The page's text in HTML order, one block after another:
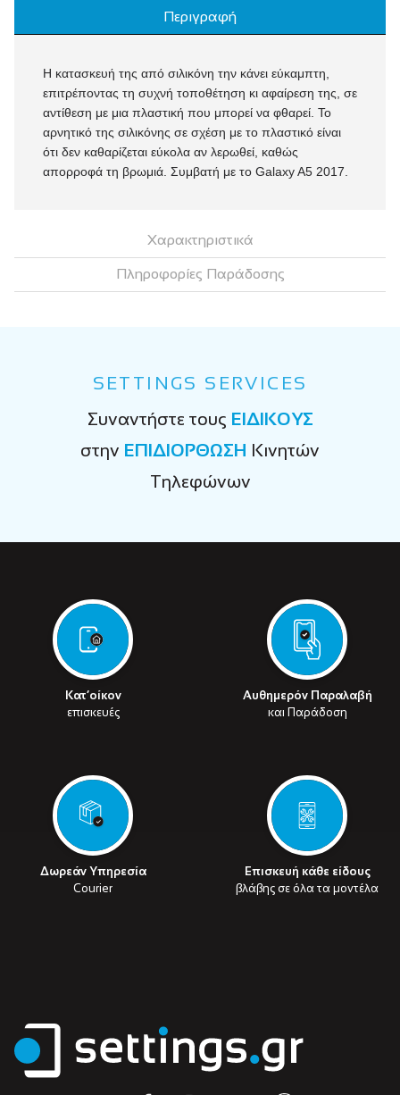
Περιγραφή
Η κατασκευή της από σιλικόνη την κάνει εύκαμπτη,
επιτρέποντας τη συχνή τοποθέτηση κι αφαίρεση της, σε
αντίθεση με μια πλαστική που μπορεί να φθαρεί. Το
αρνητικό της σιλικόνης σε σχέση με το πλαστικό είναι
ότι δεν καθαρίζεται εύκολα αν λερωθεί, καθώς
απορροφά τη βρωμιά. Συμβατή με το Galaxy A5 2017.
Χαρακτηριστικά
Πληροφορίες Παράδοσης
SETTINGS SERVICES
Συναντήστε τους ΕΙΔΙΚΟΥΣ
στην ΕΠΙΔΙΟΡΘΩΣΗ Κινητών
Τηλεφώνων
Κατ’οίκον
επισκευές
Αυθημερόν Παραλαβή
και Παράδοση
Δωρεάν Υπηρεσία
Courier
Επισκευή κάθε είδους
βλάβης σε όλα τα μοντέλα